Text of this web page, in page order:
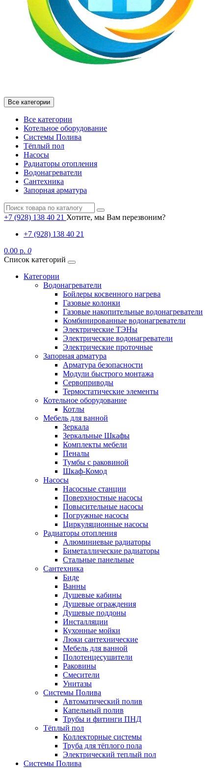
Все категории
Все категории
Котельное оборудование
Системы Полива
Тёплый пол
Насосы
Радиаторы отопления
Водонагреватели
Сантехника
Запорная арматура
+7 (928) 138 40 21 Хотите, мы Вам перезвоним?
+7 (928) 138 40 21
0.00 р. 0
Список категорий
Категории
Водонагреватели
Бойлеры косвенного нагрева
Газовые колонки
Газовые накопительные водонагреватели
Комбинированные водонагреватели
Электрические ТЭНы
Электрические водонагреватели
Электрические проточные
Запорная арматура
Арматура безопасности
Модули быстрого монтажа
Сервоприводы
Термостатические элементы
Котельное оборудование
Котлы
Мебель для ванной
Зеркала
Зеркальные Шкафы
Комплекты мебели
Пеналы
Тумбы с раковиной
Шкаф-Комод
Насосы
Насосные станции
Поверхностные насосы
Повысительные насосы
Погружные насосы
Циркуляционные насосы
Радиаторы отопления
Алюминиевые радиаторы
Биметаллические радиаторы
Стальные панельные
Сантехника
Биде
Ванны
Душевые кабины
Душевые ограждения
Душевые поддоны
Инсталляции
Кухонные мойки
Люки сантехнические
Мебель для ванной
Полотенцесушители
Раковины
Смесители
Унитазы
Системы Полива
Автоматический полив
Капельный полив
Трубы и фитинги ПНД
Тёплый пол
Коллекторные системы
Труба для тёплого пола
Электрический теплый пол
Системы Полива